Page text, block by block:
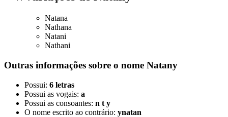
Natana
Nathana
Natani
Nathani
Outras informações sobre o nome Natany
Possui: 6 letras
Possui as vogais: a
Possui as consoantes: n t y
O nome escrito ao contrário: ynatan